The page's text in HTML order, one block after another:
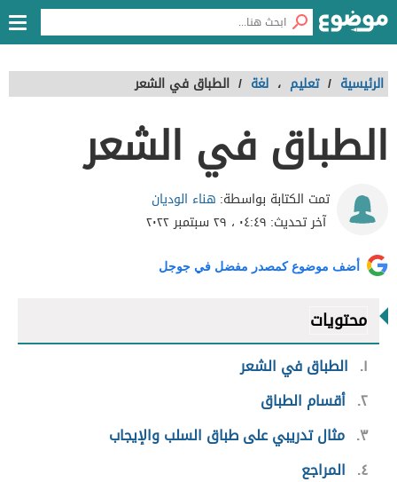
الرئيسية / تعليم ، لغة / الطباق في الشعر
الطباق في الشعر
تمت الكتابة بواسطة: هناء الوديان
آخر تحديث: ٠٤:٤٩ ، ٢٩ سبتمبر ٢٠٢٢
أضف موضوع كمصدر مفضل في جوجل
محتويات
١
الطباق في الشعر
٢ أقسام الطباق
٣ مثال تدريبي على طباق السلب والإيجاب
٤
المراجع